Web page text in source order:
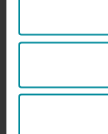
como cambiar
desde nuestra
Te ayudamos
Oficinas y